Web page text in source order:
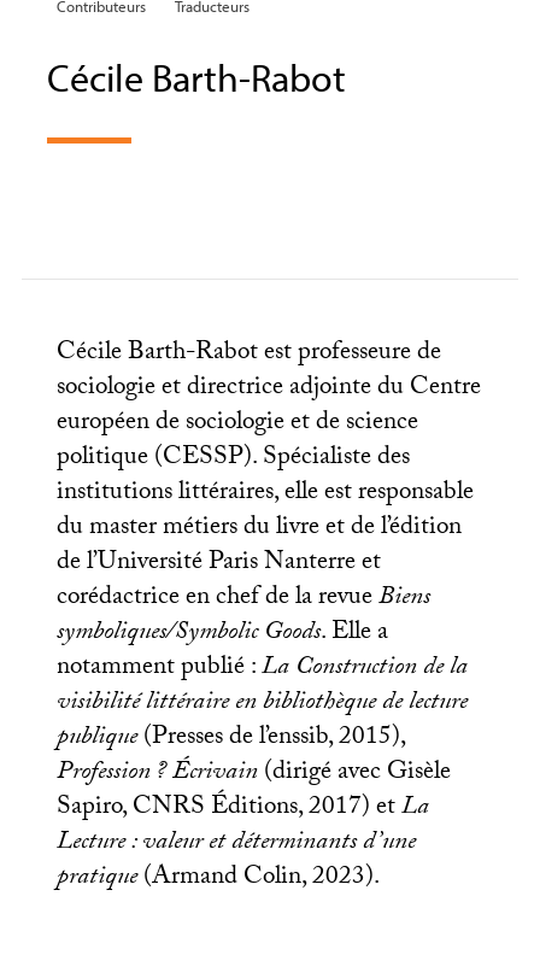
Contributeurs Traducteurs
Cécile Barth-Rabot
Cécile Barth-Rabot est professeure de
sociologie et directrice adjointe du Centre
européen de sociologie et de science
politique (CESSP). Spécialiste des
institutions littéraires, elle est responsable
du master métiers du livre et de l’édition
de l’Université Paris Nanterre et
corédactrice en chef de la revueBiens
symboliques/Symbolic Goods. Elle a
notamment publié :La Construction de la
visibilité littéraire en bibliothèque de lecture
publique(Presses de l’enssib, 2015),
Profession? Écrivain(dirigé avec Gisèle
Sapiro,CNRSÉditions, 2017) etLa
Lecture : valeur et déterminants d’une
pratique(Armand Colin, 2023).